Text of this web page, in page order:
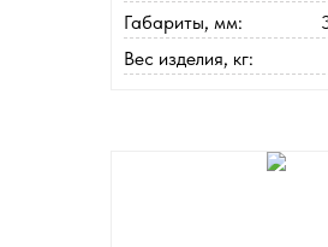
Габариты, мм:
Вес изделия, кг: